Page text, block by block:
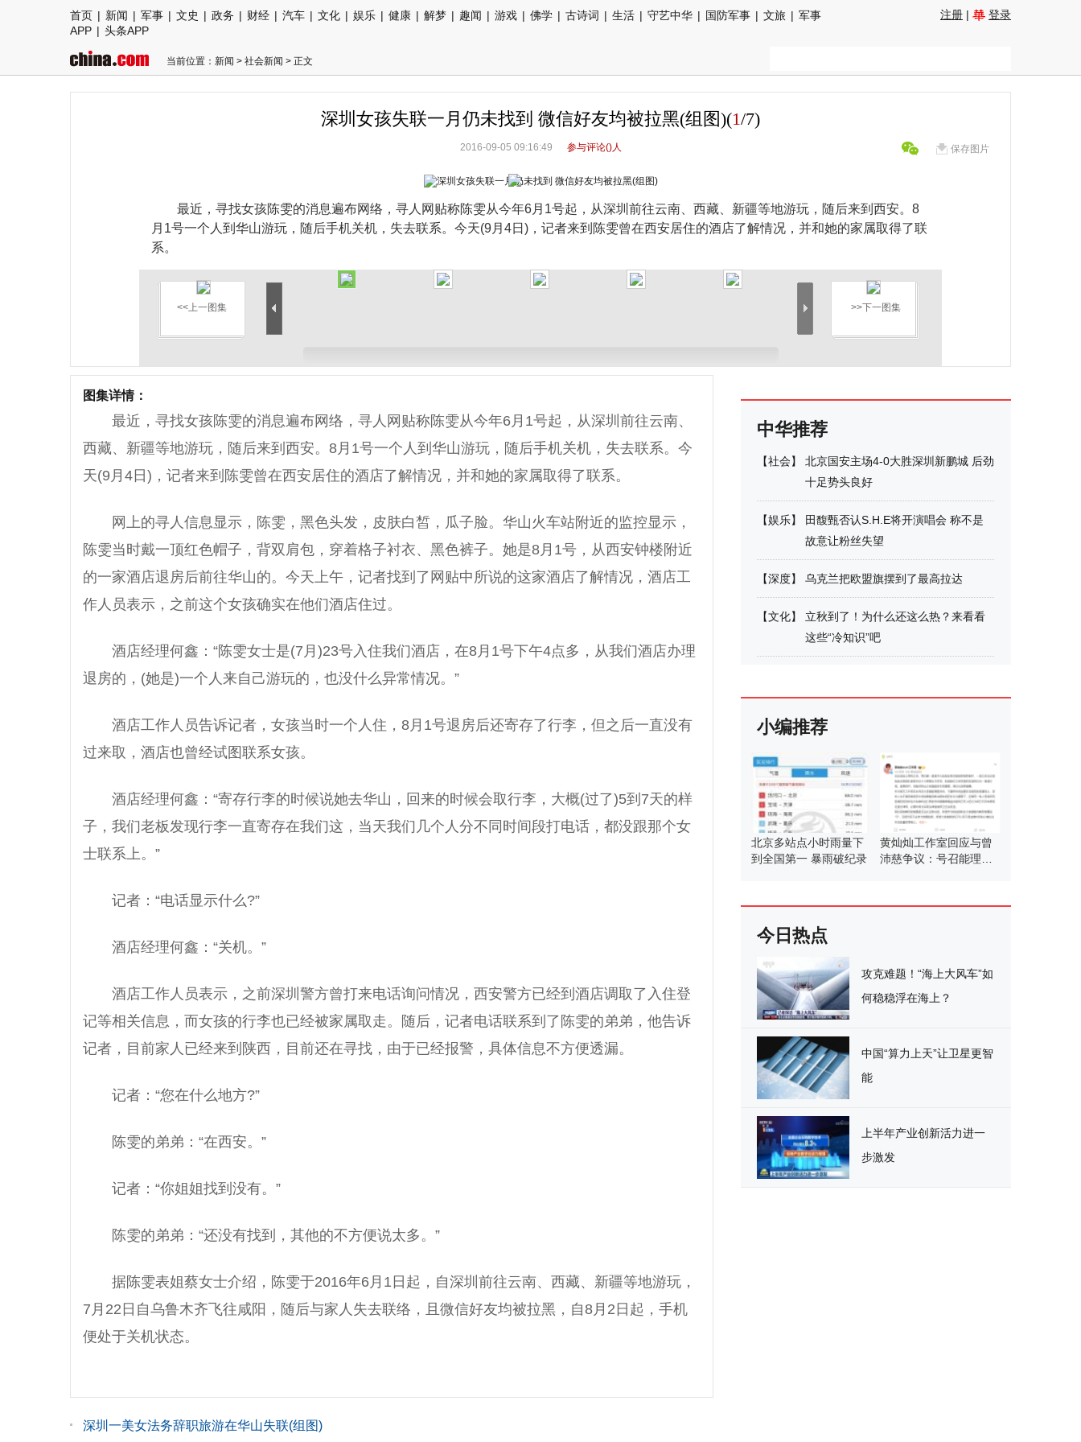
首页 | 新闻 | 军事 | 文史 | 政务 | 财经 | 汽车 | 文化 | 娱乐 | 健康 | 解梦 | 趣闻 | 游戏 | 佛学 | 古诗词 | 生活 | 守艺中华 | 国防军事 | 文旅 | 军事
APP | 头条APP
注册 | 登录
当前位置： 新闻 > 社会新闻 > 正文
深圳女孩失联一月仍未找到 微信好友均被拉黑(组图)(1/7)
保存图片
2016-09-05 09:16:49 参与评论()人
最近，寻找女孩陈雯的消息遍布网络，寻人网贴称陈雯从今年6月1号起，从深圳前往云南、西藏、新疆等地游玩，随后来到西安。8
月1号一个人到华山游玩，随后手机关机，失去联系。今天(9月4日)，记者来到陈雯曾在西安居住的酒店了解情况，并和她的家属取得了联
系。
<<上一图集 >>下一图集
图集详情：
最近，寻找女孩陈雯的消息遍布网络，寻人网贴称陈雯从今年6月1号起，从深圳前往云南、
西藏、新疆等地游玩，随后来到西安。8月1号一个人到华山游玩，随后手机关机，失去联系。今
天(9月4日)，记者来到陈雯曾在西安居住的酒店了解情况，并和她的家属取得了联系。
网上的寻人信息显示，陈雯，黑色头发，皮肤白皙，瓜子脸。华山火车站附近的监控显示，
陈雯当时戴一顶红色帽子，背双肩包，穿着格子衬衣、黑色裤子。她是8月1号，从西安钟楼附近
的一家酒店退房后前往华山的。今天上午，记者找到了网贴中所说的这家酒店了解情况，酒店工
作人员表示，之前这个女孩确实在他们酒店住过。
酒店经理何鑫：“陈雯女士是(7月)23号入住我们酒店，在8月1号下午4点多，从我们酒店办理
退房的，(她是)一个人来自己游玩的，也没什么异常情况。”
酒店工作人员告诉记者，女孩当时一个人住，8月1号退房后还寄存了行李，但之后一直没有
过来取，酒店也曾经试图联系女孩。
酒店经理何鑫：“寄存行李的时候说她去华山，回来的时候会取行李，大概(过了)5到7天的样
子，我们老板发现行李一直寄存在我们这，当天我们几个人分不同时间段打电话，都没跟那个女
士联系上。”
记者：“电话显示什么?”
酒店经理何鑫：“关机。”
酒店工作人员表示，之前深圳警方曾打来电话询问情况，西安警方已经到酒店调取了入住登
记等相关信息，而女孩的行李也已经被家属取走。随后，记者电话联系到了陈雯的弟弟，他告诉
记者，目前家人已经来到陕西，目前还在寻找，由于已经报警，具体信息不方便透漏。
记者：“您在什么地方?”
陈雯的弟弟：“在西安。”
记者：“你姐姐找到没有。”
陈雯的弟弟：“还没有找到，其他的不方便说太多。”
据陈雯表姐蔡女士介绍，陈雯于2016年6月1日起，自深圳前往云南、西藏、新疆等地游玩，
7月22日自乌鲁木齐飞往咸阳，随后与家人失去联络，且微信好友均被拉黑，自8月2日起，手机
便处于关机状态。
深圳一美女法务辞职旅游在华山失联(组图)
中华推荐
【社会】
北京国安主场4-0大胜深圳新鹏城 后劲
十足势头良好
【娱乐】
田馥甄否认S.H.E将开演唱会 称不是
故意让粉丝失望
【深度】 乌克兰把欧盟旗摆到了最高拉达
【文化】
立秋到了！为什么还这么热？来看看
这些“冷知识”吧
小编推荐
北京多站点小时雨量下
到全国第一 暴雨破纪录
黄灿灿工作室回应与曾
沛慈争议：号召能理智
今日热点
攻克难题！“海上大风车”如
何稳稳浮在海上？
中国“算力上天”让卫星更智
能
上半年产业创新活力进一
步激发